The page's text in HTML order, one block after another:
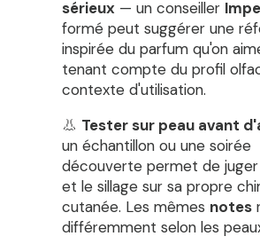
sérieux — un conseiller
formé peut suggérer une
inspirée du parfum qu'on
tenant compte du profil
contexte d'utilisation.
👃 Tester sur peau avant
un échantillon ou une soirée
découverte permet de
et le sillage sur sa propre
cutanée. Les mêmes notes
différemment selon les